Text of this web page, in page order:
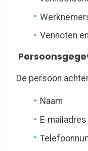
Vennoten
De persoon
Naam
E-mailadres